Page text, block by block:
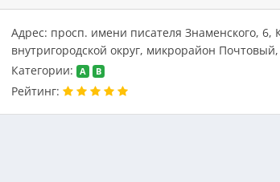
Адрес: просп. имени писателя Знаменского, 6,
внутригородской округ, микрорайон
Категории:
A B
Рейтинг: